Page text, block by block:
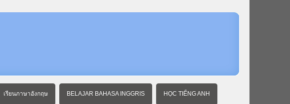
เรียนภาษาอังกฤษ BELAJAR BAHASA INGGRIS HỌC TIẾNG ANH